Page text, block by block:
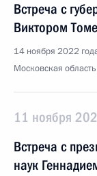
Встреча с
Виктором
14 ноября 2022
Московская
11 ноября
Встреча с
наук